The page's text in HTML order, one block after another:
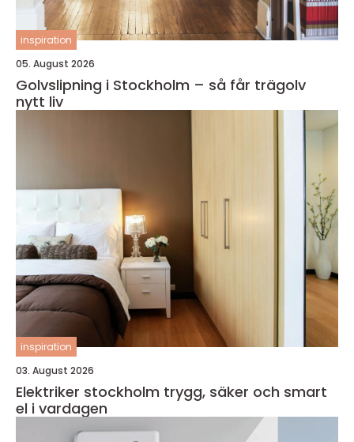
inspiration
05. August 2026
Golvslipning i Stockholm – så får trägolv
nytt liv
inspiration
03. August 2026
Elektriker stockholm trygg, säker och smart
el i vardagen